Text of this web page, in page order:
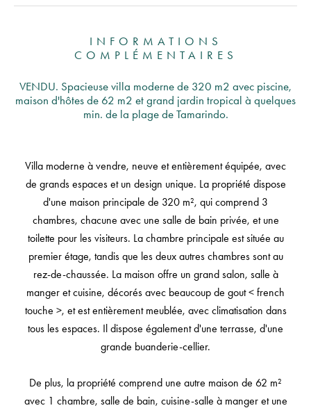
INFORMATIONS
COMPLÉMENTAIRES
VENDU. Spacieuse villa moderne de 320 m2 avec piscine,
maison d'hôtes de 62 m2 et grand jardin tropical à quelques
min. de la plage de Tamarindo.
Villa moderne à vendre, neuve et entièrement équipée, avec
de grands espaces et un design unique. La propriété dispose
d'une maison principale de 320 m², qui comprend 3
chambres, chacune avec une salle de bain privée, et une
toilette pour les visiteurs. La chambre principale est située au
premier étage, tandis que les deux autres chambres sont au
rez-de-chaussée. La maison offre un grand salon, salle à
manger et cuisine, décorés avec beaucoup de gout < french
touche >, et est entièrement meublée, avec climatisation dans
tous les espaces. Il dispose également d'une terrasse, d'une
grande buanderie-cellier.
De plus, la propriété comprend une autre maison de 62 m²
avec 1 chambre, salle de bain, cuisine-salle à manger et une